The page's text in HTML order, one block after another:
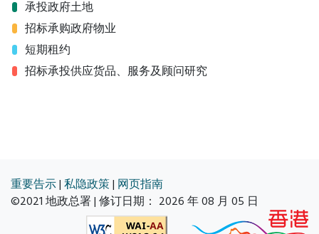
承投政府土地
招标承购政府物业
短期租约
招标承投供应货品、服务及顾问研究
重要告示| 私隐政策| 网页指南
©2021 地政总署 | 修订日期： 2026 年 08 月 05 日